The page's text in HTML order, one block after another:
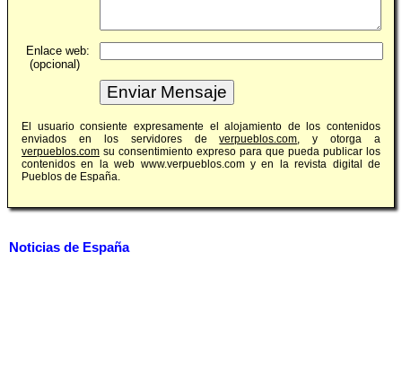
Enlace web:
(opcional)
El usuario consiente expresamente el alojamiento de los contenidos
enviados en los servidores deverpueblos.com, y otorga a
verpueblos.com su consentimiento expreso para que pueda publicar los
contenidos en la web www.verpueblos.com y en la revista digital de
Pueblos de España.
Noticias de España